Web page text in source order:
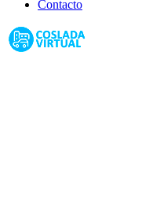
Contacto